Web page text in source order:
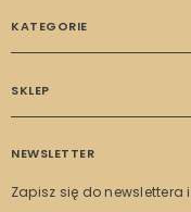
KATEGORIE
SKLEP
NEWSLETTER
Zapisz się do newslettera